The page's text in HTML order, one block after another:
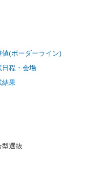
値(ボーダーライン)
日程・会場
結果
型選抜